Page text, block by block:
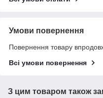
Умови повернення
Повернення товару
Всі умови повернення
З цим товаром також